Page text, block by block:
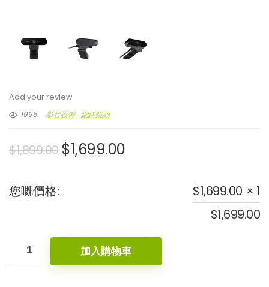
Add your review
1996
影音設備 網絡鏡頭
$1,899.00 $1,699.00
您嘅價格: $1,699.00 × 1
$1,699.00
加入購物車